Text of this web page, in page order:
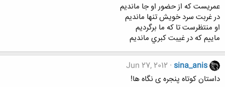
عمريست كه از حضور او جا مانديم
در غربت سرد خويش تنها مانديم
او منتظرست تا كه ما برگرديم
ماييم كه در غيبت كبري مانديم
sina_anis
Jun 27, 2012
داستان کوتاه پنجره ی نگاه ها!